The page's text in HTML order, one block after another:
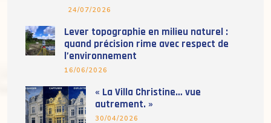
24/07/2026
Lever topographie en milieu naturel :
quand précision rime avec respect de
l’environnement
16/06/2026
« La Villa Christine… vue
autrement. »
30/04/2026